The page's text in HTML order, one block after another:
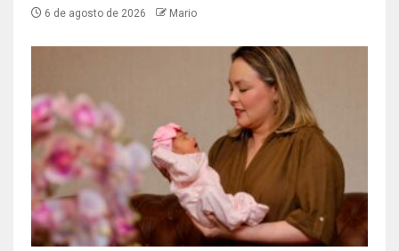
6 de agosto de 2026 Mario